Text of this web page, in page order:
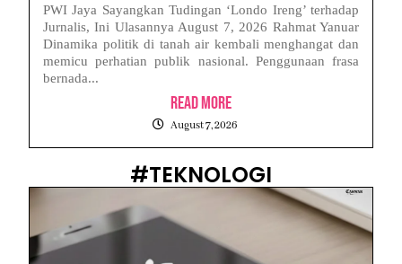
PWI Jaya Sayangkan Tudingan ‘Londo Ireng’ terhadap
Jurnalis, Ini Ulasannya August 7, 2026 Rahmat Yanuar
Dinamika politik di tanah air kembali menghangat dan
memicu perhatian publik nasional. Penggunaan frasa
bernada...
Read More
August 7, 2026
#TEKNOLOGI